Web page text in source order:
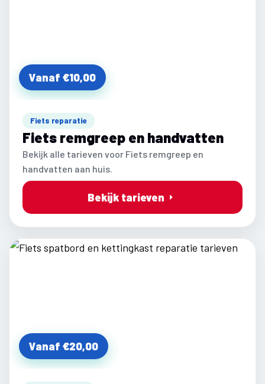
Vanaf €10,00
Fiets reparatie
Fiets remgreep en handvatten
Bekijk alle tarieven voor Fiets remgreep en
handvatten aan huis.
Bekijk tarieven
Vanaf €20,00